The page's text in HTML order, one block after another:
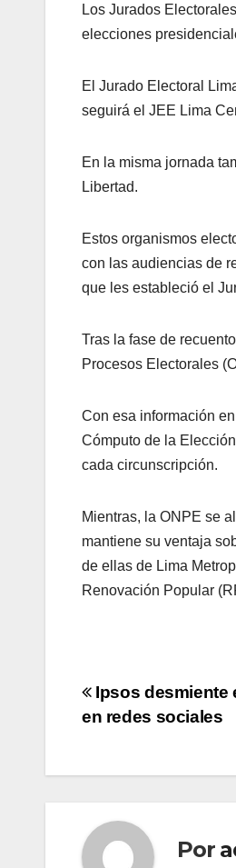
Los Jurados
elecciones
El Jurado Electoral
seguirá el JEE Lima
En la misma jornada
Libertad.
Estos organismos
con las audiencias de
que les estableció el
Tras la fase de
Procesos Electorales
Con esa información
Cómputo de la
cada circunscripción.
Mientras, la ONPE se
mantiene su ventaja
de ellas de Lima
Renovación Popular
entradas
Ipsos desmiente
en redes sociales
Por